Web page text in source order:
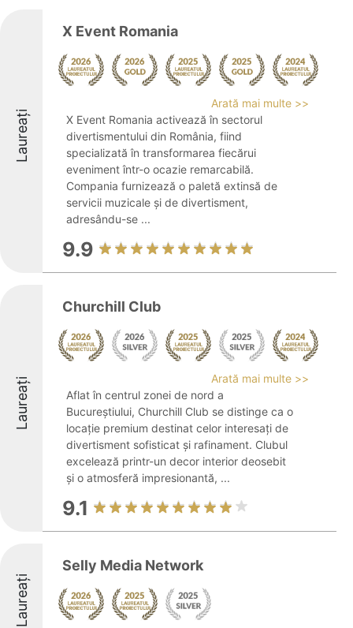
Laureați
X Event Romania
Arată mai multe >>
X Event Romania activează în sectorul
divertismentului din România, fiind
specializată în transformarea fiecărui
eveniment într-o ocazie remarcabilă.
Compania furnizează o paletă extinsă de
servicii muzicale și de divertisment,
adresându-se ...
9.9
Laureați
Churchill Club
Arată mai multe >>
Aflat în centrul zonei de nord a
Bucureștiului, Churchill Club se distinge ca o
locație premium destinat celor interesați de
divertisment sofisticat și rafinament. Clubul
excelează printr-un decor interior deosebit
și o atmosferă impresionantă, ...
9.1
Laureați
Selly Media Network